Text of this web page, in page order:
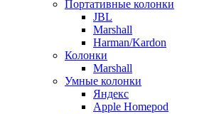
Портативные колонки
JBL
Marshall
Harman/Kardon
Колонки
Marshall
Умные колонки
Яндекс
Apple Homepod